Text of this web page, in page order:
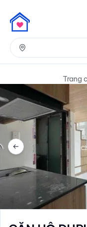
Trang
Previous slide